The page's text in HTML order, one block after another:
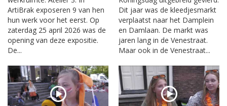
ArtiBrak exposeren 9 van hen
hun werk voor het eerst. Op
zaterdag 25 april 2026 was de
opening van deze expositie.
De...
Dit jaar was de kleedjesmarkt
verplaatst naar het Damplein
en Damlaan. De markt was
jaren lang in de Venestraat.
Maar ook in de Venestraat...